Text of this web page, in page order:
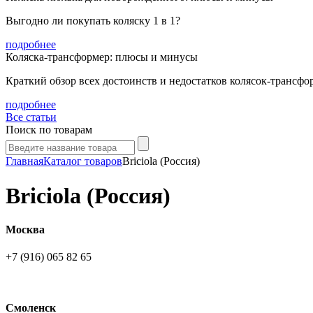
Выгодно ли покупать коляску 1 в 1?
подробнее
Коляска-трансформер: плюсы и минусы
Краткий обзор всех достоинств и недостатков колясок-
подробнее
Все статьи
Поиск по товарам
ГлавнаяКаталог товаровBriciola (Россия)
Briciola (Россия)
Москва
+7 (916) 065 82 65
Смоленск